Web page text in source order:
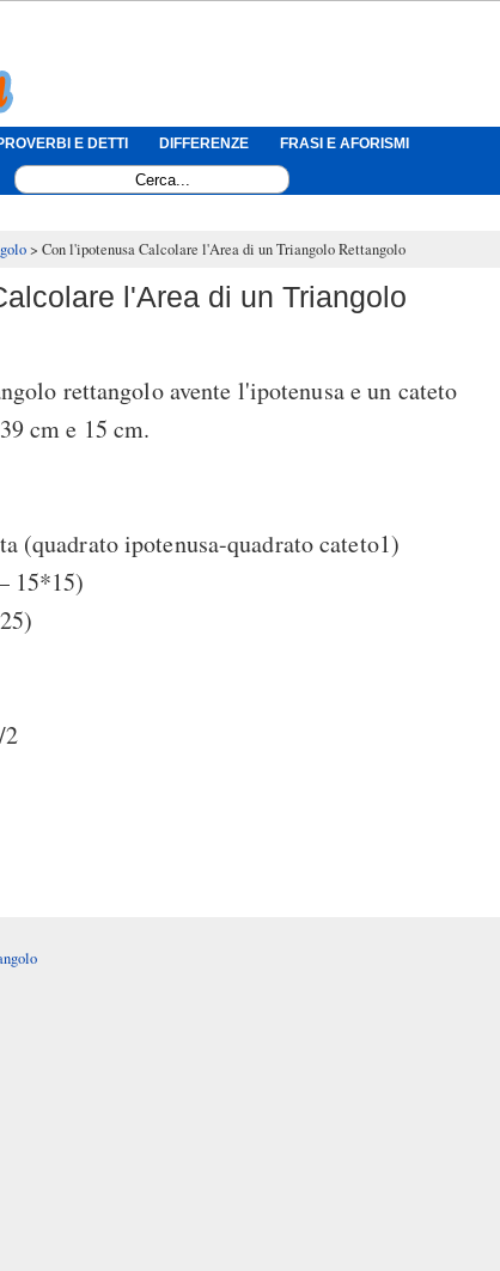
E DETTI DIFFERENZE FRASI E AFORISMI
Con l'ipotenusa Calcolare l'Area di un Triangolo Rettangolo
l'Area di un Triangolo
rettangolo avente l'ipotenusa e un cateto
cm e 15 cm.
(quadrato ipotenusa-quadrato cateto1)
15*15)